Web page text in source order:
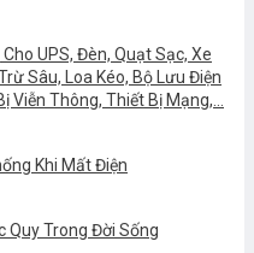
UPS, Đèn, Quạt Sạc, Xe
Sâu, Loa Kéo, Bộ Lưu Điện
Viễn Thông, Thiết Bị Mạng,…
Khi Mất Điện
Quy Trong Đời Sống